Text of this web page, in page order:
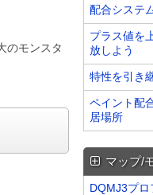
のモンスタ
配合システ
プラス値を
放しよう
特性を引き
ペイント配
居場所
マップ/
DQMJ3プ